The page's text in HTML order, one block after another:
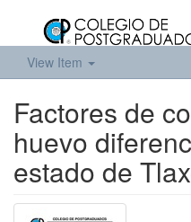
View Item
Factores de
huevo
estado de